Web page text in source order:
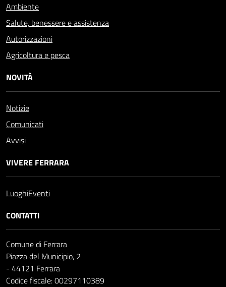
Ambiente
Salute, benessere e assistenza
Autorizzazioni
Agricoltura e pesca
NOVITÀ
Notizie
Comunicati
Avvisi
VIVERE FERRARA
LuoghiEventi
CONTATTI
Comune di Ferrara
Piazza del Municipio, 2
- 44121 Ferrara
Codice fiscale: 00297110389